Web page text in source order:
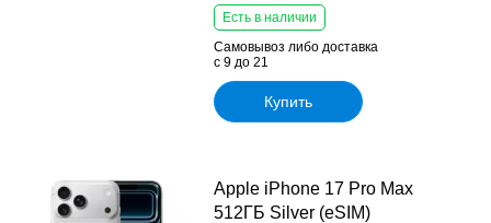
Есть в наличии
Самовывоз либо доставка
с 9 до 21
Купить
Apple iPhone 17 Pro Max
512ГБ Silver (eSIM)